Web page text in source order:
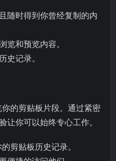
随时得到你曾经复制的内
览和预览内容。
史记录。
的剪贴板片段。通过紧密
让你可以始终专心工作。
剪贴板历史记录。